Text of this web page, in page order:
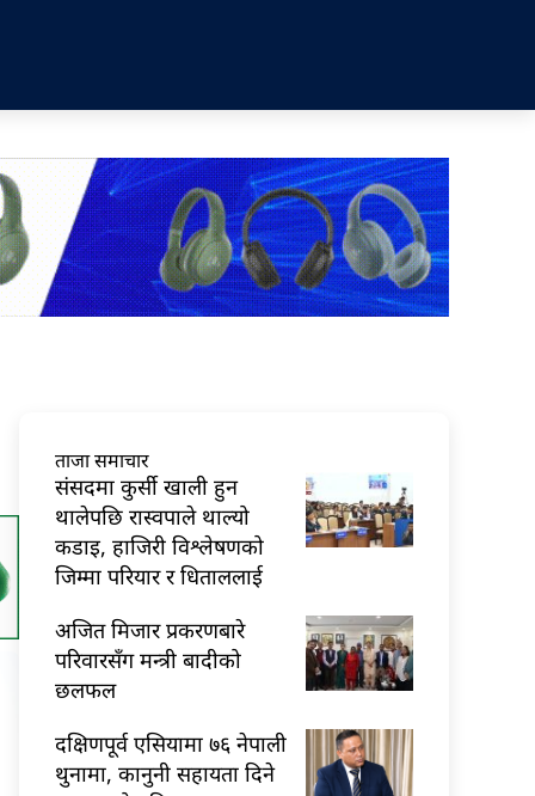
ताजा समाचार
संसदमा कुर्सी खाली हुन
थालेपछि रास्वपाले थाल्यो
कडाइ, हाजिरी विश्लेषणको
जिम्मा परियार र धिताललाई
अजित मिजार प्रकरणबारे
परिवारसँग मन्त्री बादीको
छलफल
दक्षिणपूर्व एसियामा ७६ नेपाली
थुनामा, कानुनी सहायता दिने